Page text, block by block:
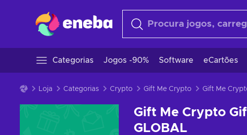
Categorias Jogos -90% Software eCartões
Loja Categorias Crypto Gift Me Crypto
Gift Me Crypto
GLOBAL